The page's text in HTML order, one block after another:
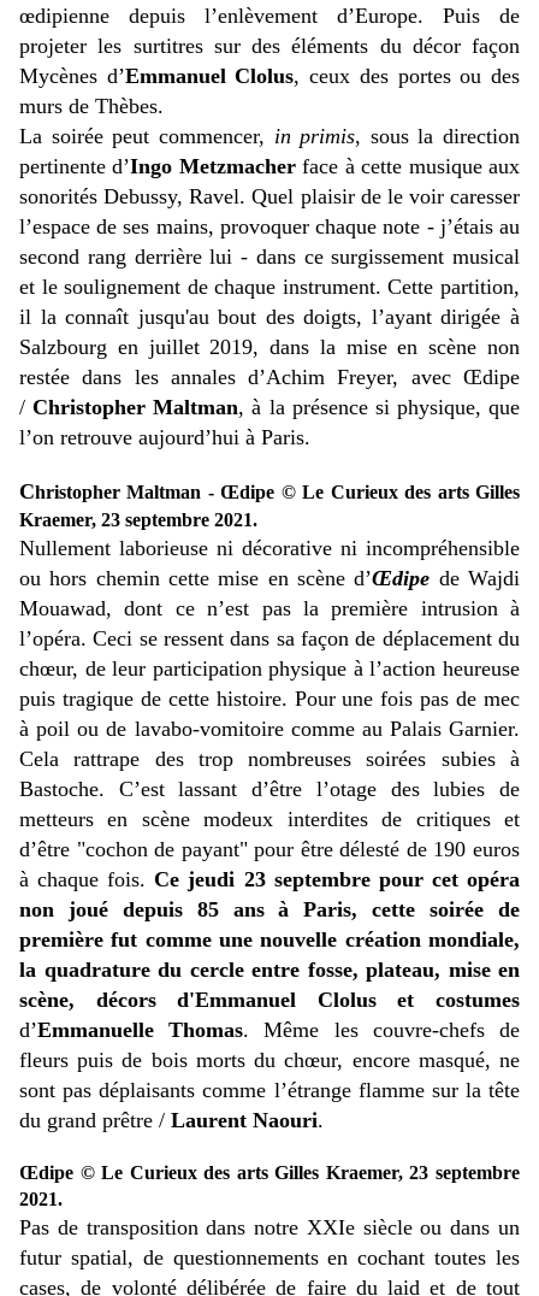
œdipienne depuis l’enlèvement d’Europe. Puis de
projeter les surtitres sur des éléments du décor façon
Mycènes d’Emmanuel Clolus, ceux des portes ou des
murs de Thèbes.
La soirée peut commencer, in primis, sous la direction
pertinente d’Ingo Metzmacherface à cette musique aux
sonorités Debussy, Ravel. Quel plaisir de le voir caresser
l’espace de ses mains, provoquer chaque note - j’étais au
second rang derrière lui - dans ce surgissement musical
et le soulignement de chaque instrument. Cette partition,
il la connaît jusqu'au bout des doigts, l’ayant dirigée à
Salzbourg en juillet 2019, dans la mise en scène non
restée dans les annales d’Achim Freyer, avec Œdipe
/Christopher Maltman, à la présence si physique, que
l’on retrouve aujourd’hui à Paris.
Christopher Maltman - Œdipe © Le Curieux des arts Gilles
Kraemer, 23 septembre 2021.
Nullement laborieuse ni décorative ni incompréhensible
ou hors chemin cette mise en scène d’Œdipe de Wajdi
Mouawad, dont ce n’est pas la première intrusion à
l’opéra. Ceci se ressent dans sa façon de déplacement du
chœur, de leur participation physique à l’action heureuse
puis tragique de cette histoire. Pour une fois pas de mec
à poil ou de lavabo-vomitoire comme au Palais Garnier.
Cela rattrape des trop nombreuses soirées subies à
Bastoche. C’est lassant d’être l’otage des lubies de
metteurs en scène modeux interdites de critiques et
d’être "cochon de payant" pour être délesté de 190 euros
à chaque fois.Ce jeudi 23 septembre pour cet opéra
non joué depuis 85 ans à Paris, cette soirée de
première fut comme une nouvelle création mondiale,
la quadrature du cercle entre fosse, plateau, mise en
scène, décors d'Emmanuel Clolus et costumes
d’Emmanuelle Thomas. Même les couvre-chefs de
fleurs puis de bois morts du chœur, encore masqué, ne
sont pas déplaisants comme l’étrange flamme sur la tête
du grand prêtre / Laurent Naouri.
Œdipe © Le Curieux des arts Gilles Kraemer, 23 septembre
2021.
Pas de transposition dans notre XXIe siècle ou dans un
futur spatial, de questionnements en cochant toutes les
cases, de volonté délibérée de faire du laid et de tout